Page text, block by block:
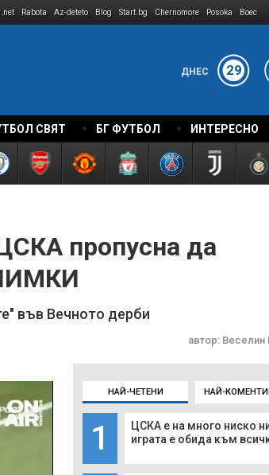
Rabota Az-deteto Blog Start.bg Chernomore Posoka Boec
ДНЕС 29
СВЯТ БГ ФУТБОЛ ИНТЕРЕСНО
пропусна да
във Вечното дерби
автор: Веселин
НАЙ-ЧЕТЕНИ НАЙ-
1
ЦСКА е на много ниско
играта е обида към